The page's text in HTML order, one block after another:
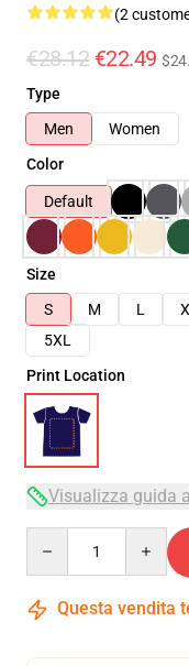
(2
€28.12 €22.49
Type
Men
Women
Color
Default
Size
S
M L
5XL
Print Location
Visualizza guida
Questa vendita